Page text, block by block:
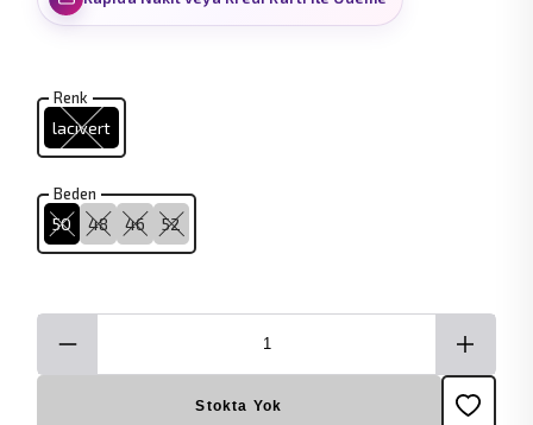
Renk
lacivert
Beden
50 48 46 52
Stokta Yok